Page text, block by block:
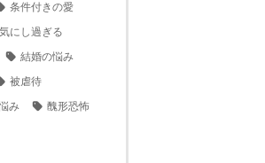
条件付きの愛
気にし過ぎる
結婚の悩み
被虐待
み 醜形恐怖